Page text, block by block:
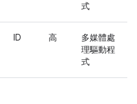
式
ID 高
多媒體處
理驅動程
式